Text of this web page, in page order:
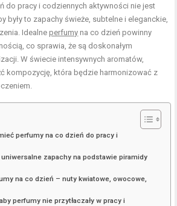
do pracy i codziennych aktywności nie jest
były to zapachy świeże, subtelne i eleganckie,
Idealne perfumy na co dzień powinny
co sprawia, że są doskonałym
W świecie intensywnych aromatów,
kompozycję, która będzie harmonizować z
perfumy na co dzień do pracy i
zapachy na podstawie piramidy
na co dzień – nuty kwiatowe, owocowe,
perfumy nie przytłaczały w pracy i